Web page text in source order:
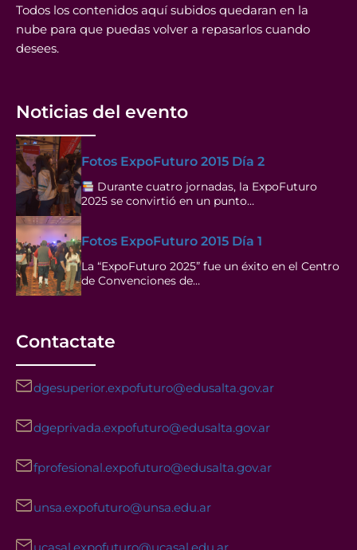
Todos los contenidos aquí subidos quedaran en la
nube para que puedas volver a repasarlos cuando
desees.
Noticias del evento
Fotos ExpoFuturo 2015 Día 2
Durante cuatro jornadas, la ExpoFuturo
2025 se convirtió en un punto…
Fotos ExpoFuturo 2015 Día 1
La “ExpoFuturo 2025” fue un éxito en el Centro
de Convenciones de…
Contactate
dgesuperior.expofuturo@edusalta.gov.ar
dgeprivada.expofuturo@edusalta.gov.ar
fprofesional.expofuturo@edusalta.gov.ar
unsa.expofuturo@unsa.edu.ar